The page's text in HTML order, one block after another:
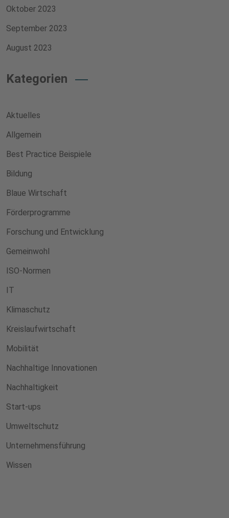
Oktober 2023
September 2023
August 2023
Kategorien
Aktuelles
Allgemein
Best Practice Beispiele
Bildung
Blaue Wirtschaft
Förderprogramme
Forschung und Entwicklung
Gemeinwohl
ISO-Normen
IT
Klimaschutz
Kreislaufwirtschaft
Mobilität
Nachhaltige Innovationen
Nachhaltigkeit
Start-ups
Umweltschutz
Unternehmensführung
Wissen